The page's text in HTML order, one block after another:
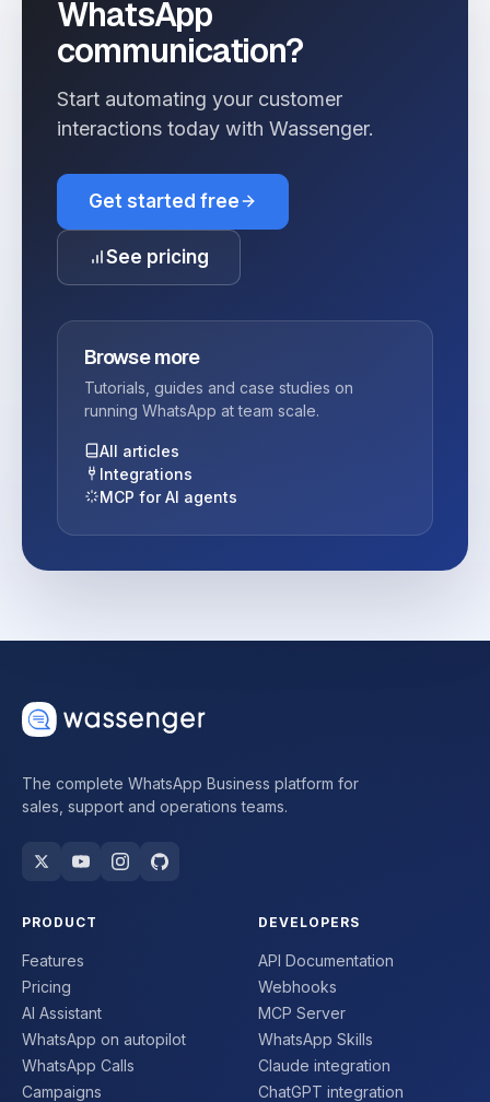
WhatsApp
communication?
Start automating your customer
interactions today with Wassenger.
Get started free
See pricing
Browse more
Tutorials, guides and case studies on
running WhatsApp at team scale.
All articles
Integrations
MCP for AI agents
The complete WhatsApp Business platform for
sales, support and operations teams.
PRODUCT
Features
Pricing
AI Assistant
WhatsApp on autopilot
WhatsApp Calls
Campaigns
DEVELOPERS
API Documentation
Webhooks
MCP Server
WhatsApp Skills
Claude integration
ChatGPT integration